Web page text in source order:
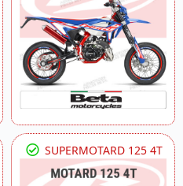
SUPERMOTARD 125 4T